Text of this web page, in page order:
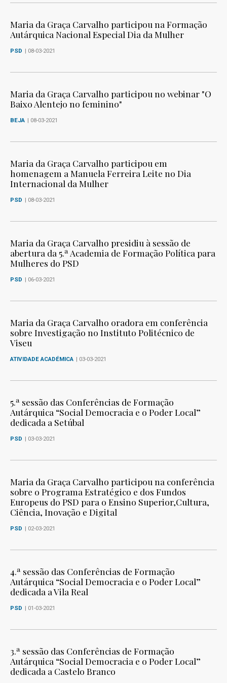
Maria da Graça Carvalho participou na Formação
Autárquica Nacional Especial Dia da Mulher
PSD | 08-03-2021
Maria da Graça Carvalho participou no webinar "O
Baixo Alentejo no feminino"
BEJA | 08-03-2021
Maria da Graça Carvalho participou em
homenagem a Manuela Ferreira Leite no Dia
Internacional da Mulher
PSD | 08-03-2021
Maria da Graça Carvalho presidiu à sessão de
abertura da 5.ª Academia de Formação Política para
Mulheres do PSD
PSD | 06-03-2021
Maria da Graça Carvalho oradora em conferência
sobre Investigação no Instituto Politécnico de
Viseu
ATIVIDADE ACADÉMICA | 03-03-2021
5.ª sessão das Conferências de Formação
Autárquica “Social Democracia e o Poder Local”
dedicada a Setúbal
PSD | 03-03-2021
Maria da Graça Carvalho participou na conferência
sobre o Programa Estratégico e dos Fundos
Europeus do PSD para o Ensino Superior,Cultura,
Ciência, Inovação e Digital
PSD | 02-03-2021
4.ª sessão das Conferências de Formação
Autárquica “Social Democracia e o Poder Local”
dedicada a Vila Real
PSD | 01-03-2021
3.ª sessão das Conferências de Formação
Autárquica “Social Democracia e o Poder Local”
dedicada a Castelo Branco